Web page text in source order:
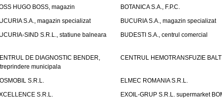
HUGO BOSS, magazin
BOTANICA S.A., F.P.C.
S.A., magazin specializat
BUCURIA S.A., magazin specializat
SIND S.R.L., statiune balneara
BUDESTI S.A., centrul comercial
DE DIAGNOSTIC BENDER,
municipala
CENTRUL HEMOTRANSFUZIE
S.R.L.
ELMEC ROMANIA S.R.L.
S.R.L.
EXOIL-GRUP S.R.L. supermarket